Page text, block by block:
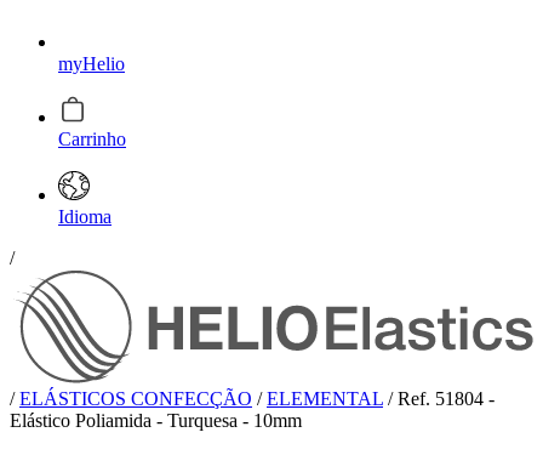
myHelio
Carrinho
Idioma
/
/ ELÁSTICOS CONFECÇÃO / ELEMENTAL / Ref. 51804 -
Elástico Poliamida - Turquesa - 10mm